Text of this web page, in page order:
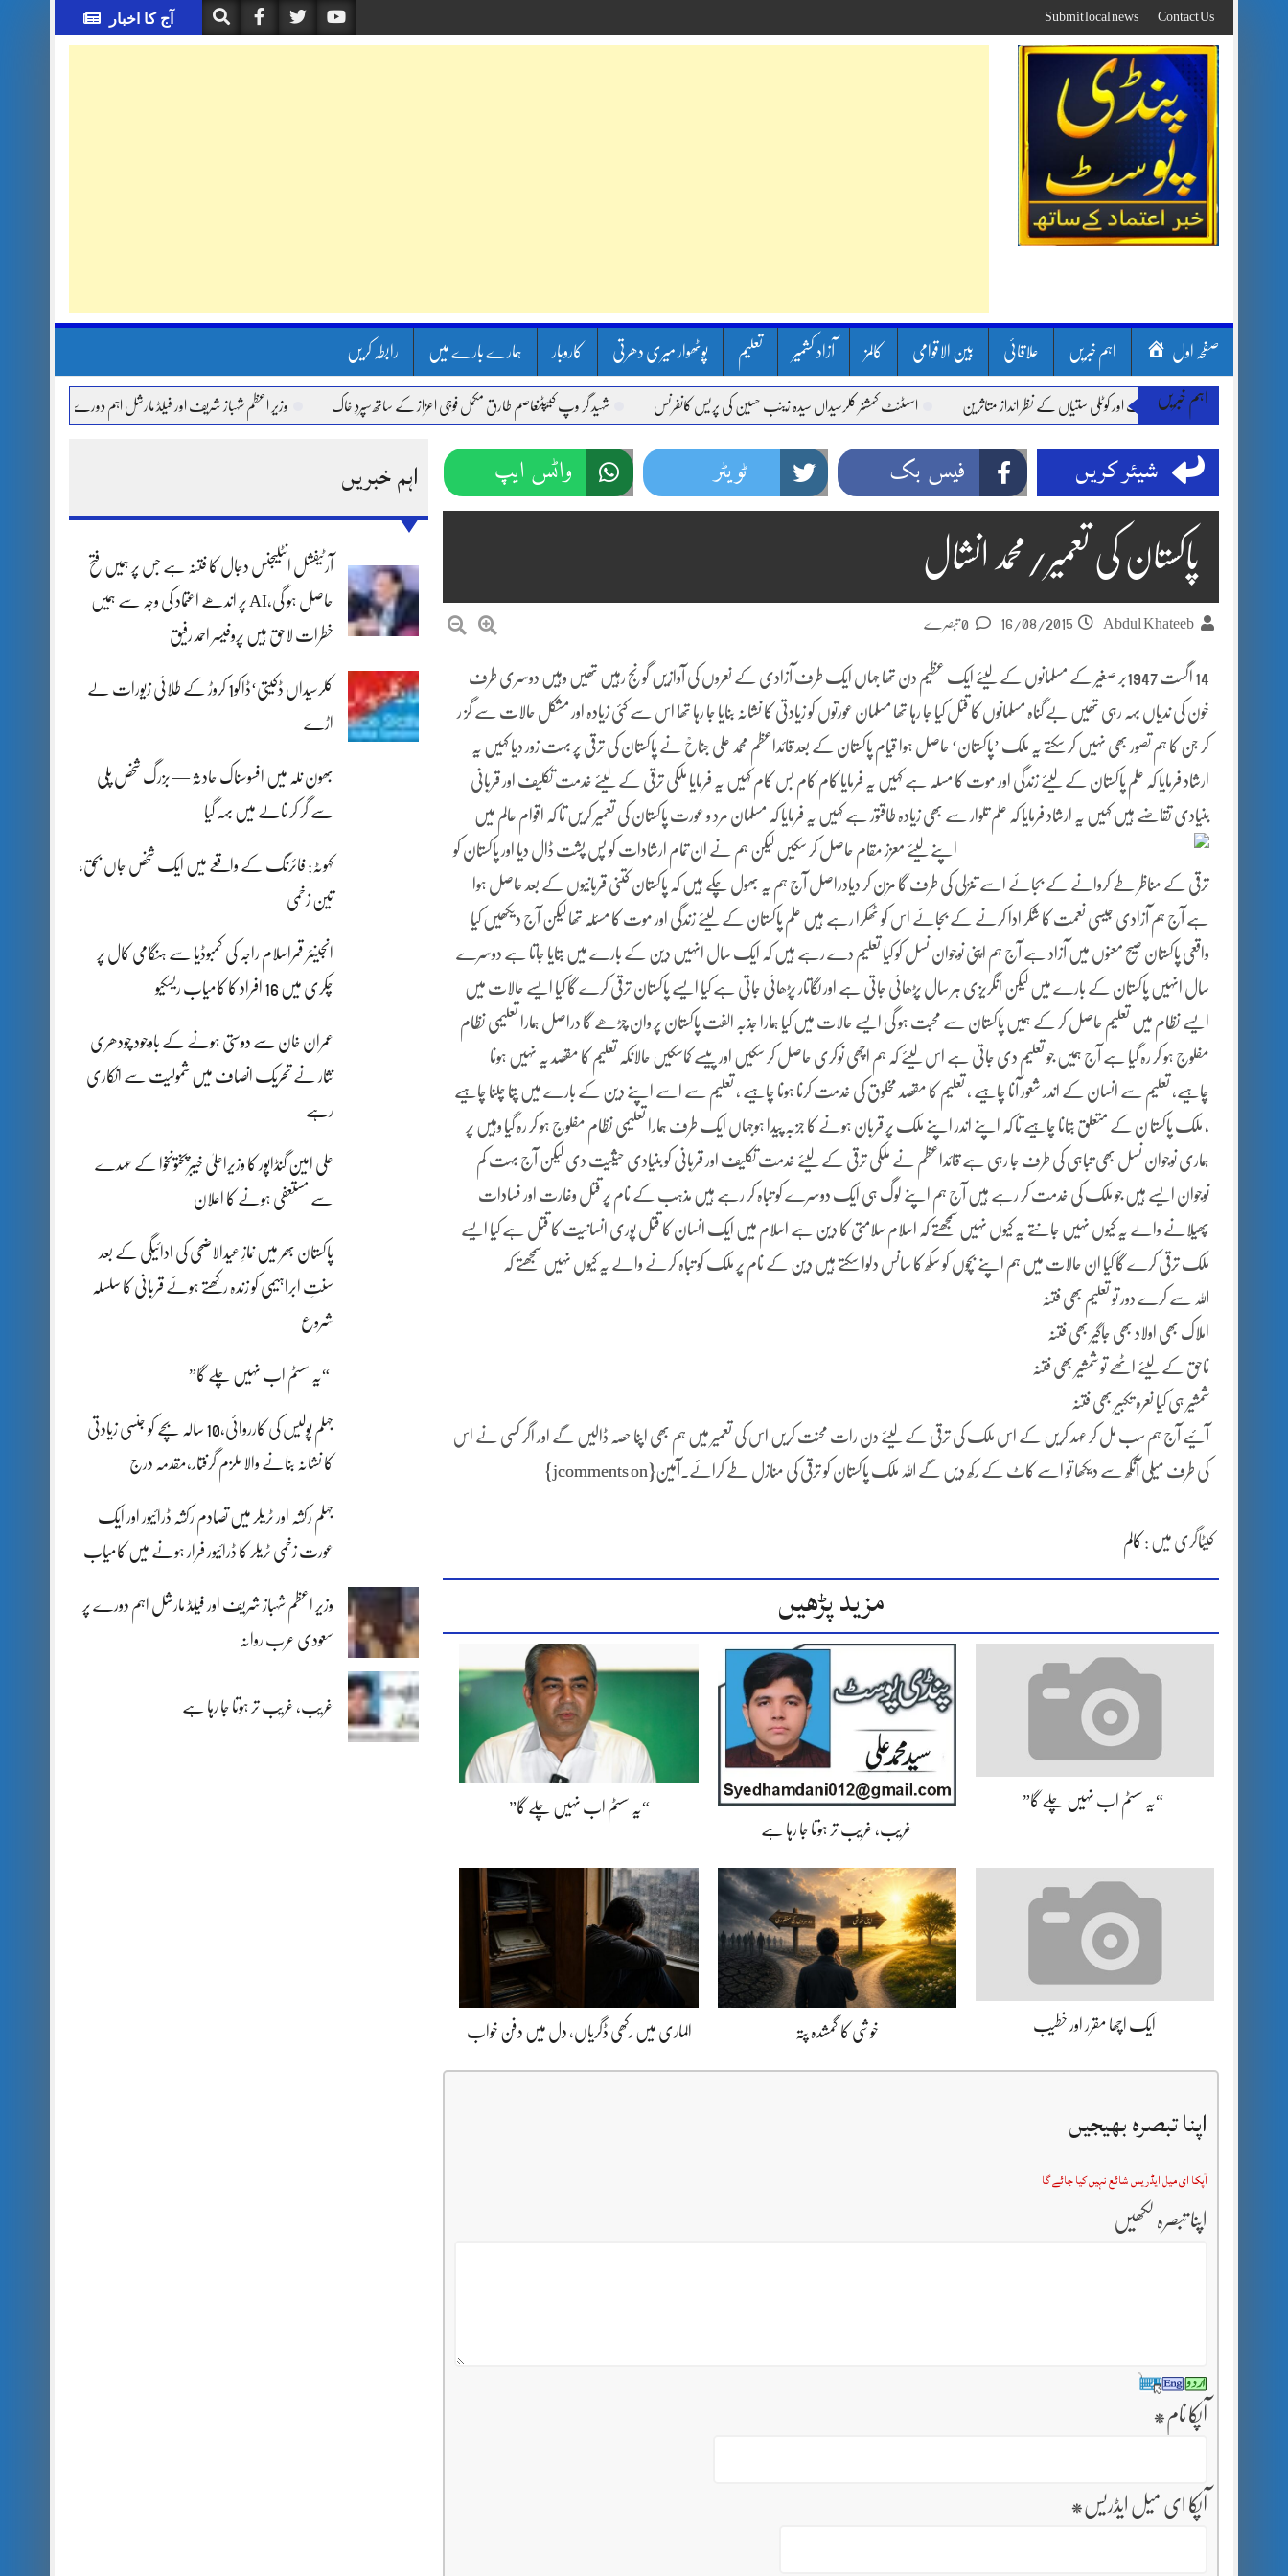
to
content
آج کا اخبار Contact Us
Submit local news
صفحہ اول اہم خبریں علاقائی بین الاقوامی کالمز آزاد کشمیر تعلیم پوٹھوار میری دھرتی کاروبار ہمارے بارے میں رابطہ کریں
اہم خبریں
بارشیں، لینڈ سلائیڈنگ اور کوٹلی ستیاں کے نظر انداز متاثرین اسسٹنٹ کمشنر کلرسیداں سیدہ زینب حسین کی پریس کانفرنس شہید گر وپ کیپٹنعاصم طارق مکمل فوجی اعزاز کے ساتھ سپردِ خاک وزیر اعظم شہباز شریف اور فیلڈ مارشل اہم دورے پر سعودی عرب روانہ
اہم خبریں
آرٹیفشل انٹلیجنس دجال کا فتنہ ہے جس پر ہمیں فتح
حاصل ہو گی،AI پر اندھے اعتماد کی وجہ سے ہمیں
خطرات لاحق ہیں پروفیسر احمد رفیق
کلرسیداں ڈکیتی‘ڈاکو1 کروڑ کے طلائی زیورات لے
اڑے
بھون نلہ میں افسوسناک حادثہ — بزرگ شخص پلی
سے گر کر نالے میں بہہ گیا
کہوٹہ: فائرنگ کے واقعے میں ایک شخص جاں بحق،
تین زخمی
انجینئر قمراسلام راجہ کی کمبوڈیا سے ہنگامی کال پر
چکری میں 16 افراد کا کامیاب ریسکیو
عمران خان سے دوستی ہونے کے باوجود چودھری
نثار نے تحریک انصاف میں شمولیت سے انکاری
رہے
علی امین گنڈاپور کا وزیراعلیٰ خیبرپختونخوا کے عہدے
سے مستعفی ہونے کا اعلان
پاکستان بھر میں نمازِ عیدالاضحی کی ادائیگی کے بعد
سنتِ ابراہیمی کو زندہ رکھتے ہوئے قربانی کا سلسلہ
شروع
“یہ سسٹم اب نہیں چلے گا”
جہلم پولیس کی کارروائی،10 سالہ بچے کو جنسی زیادتی
کا نشانہ بنانے والا ملزم گرفتار،مقدمہ درج
جہلم رکشہ اور ٹریلر میں تصادم رکشہ ڈرائیور اور ایک
عورت زخمی ٹریلر کا ڈرائیور فرار ہونے میں کامیاب
وزیر اعظم شہباز شریف اور فیلڈ مارشل اہم دورے پر
سعودی عرب روانہ
غریب، غریب تر ہوتا جا رہا ہے
شیئر کریں فیس بک ٹویٹر واٹس ایپ
پاکستان کی تعمیر/محمد انشال
Abdul Khateeb
16/08/2015
14 اگست 1947بر صغیر کے مسلمانوں کے لیئے ایک عظیم دن تھا جہاں ایک طرف آزادی کے نعروں کی آوازیں گونج رہیں تھیں وہیں دوسری طرف
خون کی ندیاں بہہ رہی تھیں بے گناہ مسلمانوں کا قتل کیا جا رہا تھا مسلمان عورتوں کو زیادتی کا نشانہ بنایا جا رہا تھا اس سے کئی زیادہ اور مشکل حالات سے گز ر
کر جن کا ہم تصور بھی نہیں کر سکتے یہ ملک ’پاکستان‘ حاصل ہوا قیام پاکستان کے بعد قائداعظم محمد علی جناحؒ نے پاکستان کی ترقی پر بہت زور دیا کہیں یہ
ارشاد فرمایا کہ علم پاکستان کے لیئے زندگی اور موت کا مسلہ ہے کہیں یہ فرمایا کام کام بس کام کہیں یہ فرمایا ملکی ترقی کے لیئے خدمت تکلیف اور قربانی
بنیادی تقاضے ہیں کہیں یہ ارشاد فرمایا کہ علم تلوار سے بھی زیادہ طاقتور ہے کہیں یہ فرمایا کہ مسلمان مرد و عورت پاکستان کی تعمیر کریں تا کہ اقوام عالم میں
اپنے لیئے معزز مقام حاصل کر سکیں لیکن ہم نے ان تمام ارشادات کو پس پشت ڈال دیا اور پاکستان کو
ترقی کے مناظر طے کروانے کے بجائے اسے تنزلی کی طرف گا مزن کر دیادراصل آج ہم یہ بھول چکے ہیں کہ پاکستان کتنی قربانیوں کے بعد حاصل ہوا
ہے آج ہم آزادی جیسی نعمت کا شکر ادا کرنے کے بجائے اس کو ٹھکرا رہے ہیں علم پاکستان کے لیئے زندگی اور موت کا مسئلہ تھا لیکن آج دیکھیں کیا
واقعی پاکستان صیح معنوں میں آزاد ہے آج ہم اپنی نوجوان نسل کو کیا تعلیم دے رہے ہیں کہ ایک سال انہیں دین کے بارے میں بتایا جاتا ہے دوسرے
سال انہیں پاکستان کے بارے میں لیکن انگریزی ہر سال پڑھائی جاتی ہے اور لگاتار پڑھائی جاتی ہے کیا ایسے پاکستان ترقی کرے گا کیا ایسے حالات میں
ایسے نظام میں تعلیم حاصل کر کے ہمیں پاکستان سے محبت ہو گی ایسے حالات میں کیا ہمارا جذبہ الفت پاکستان پر وان چڑھے گا دراصل ہمارا تعلیمی نظام
مفلوج ہو کر رہ گیا ہے آج ہمیں جو تعلیم دی جاتی ہے اس لیئے کہ ہم اچھی نوکری حاصل کر سکیں اور پیسے کماسکیں حالانکہ تعلیم کا مقصد یہ نہیں ہونا
چاہیے، تعلیم سے انسان کے اندر شعور آنا چاہیے ، تعلیم کا مقصد مخلوق کی خدمت کرنا ہونا چاہیے ، تعلیم سے اسے اپنے دین کے بارے میں پتا چلنا چاہیے
، ملک پاکستا ن کے متعلق بتانا چاہیے تا کہ اپنے اندر اپنے ملک پر قربان ہونے کا جزبہ پیدا ہوجہاں ایک طرف ہمارا تعلیمی نظام مفلوج ہو کر رہ گیا وہیں پر
ہماری نوجوان نسل بھی تباہی کی طرف جا رہی ہے قائداعظم نے ملکی ترقی کے لیئے خدمت تکلیف اور قربانی کو بنیادی حیثیت دی لیکن آج بہت کم
نوجوان ایسے ہیں جو ملک کی خدمت کر رہے ہیں آج ہم اپنے لوگ ہی ایک دوسرے کو تباہ کر رہے ہیں مذہب کے نام پر قتل وغارت اور فسادات
پھیلانے والے یہ کیوں نہیں جانتے یہ کیوں نہیں سمجھتے کہ اسلام سلامتی کا دین ہے اسلام میں ایک انسان کا قتل پوری انسانیت کا قتل ہے کیا ایسے
ملک ترقی کرے گا کیا ان حالات میں ہم اپنے بچوں کو سکھ کا سانس دلوا سکتے ہیں دین کے نام پر ملک کو تباہ کرنے والے یہ کیوں نہیں سمجھتے کہ
اللہ سے کرے دور تو تعلیم بھی فتنہ
املاک بھی اولاد بھی جاگیر بھی فتنہ
ناحق کے لیئے اٹھے تو شمشیر بھی فتنہ
شمشیر ہی کیا نعرہ تکبیر بھی فتنہ
آئیے آج ہم سب مل کر عہد کریں کے اس ملک کی ترقی کے لیئے دن رات محنت کریں اس کی تعمیر میں ہم بھی اپنا حصہ ڈالیں گے اور اگر کسی نے اس
کی طرف میلی آنکھ سے دیکھا تو اسے کاٹ کے رکھ دیں گے اللہ ملک پاکستان کو ترقی کی منازل طے کرائے۔آمین{jcomments on}
کیٹاگری میں : کالم
مزید پڑھیں
“یہ سسٹم اب نہیں چلے گا”
غریب، غریب تر ہوتا جا رہا ہے
“یہ سسٹم اب نہیں چلے گا”
ایک اچھا مقرر اور خطیب خوشی کا گمشدہ پتہ الماری میں رکھی ڈگریاں، دل میں دفن خواب
اپنا تبصرہ بھیجیں
آپکا ای میل ایڈریس شائع نہیں کیا جائے گا
اپنا تبصرہ لکھیں
آپکا نام *
آپکا ای میل ایڈریس *